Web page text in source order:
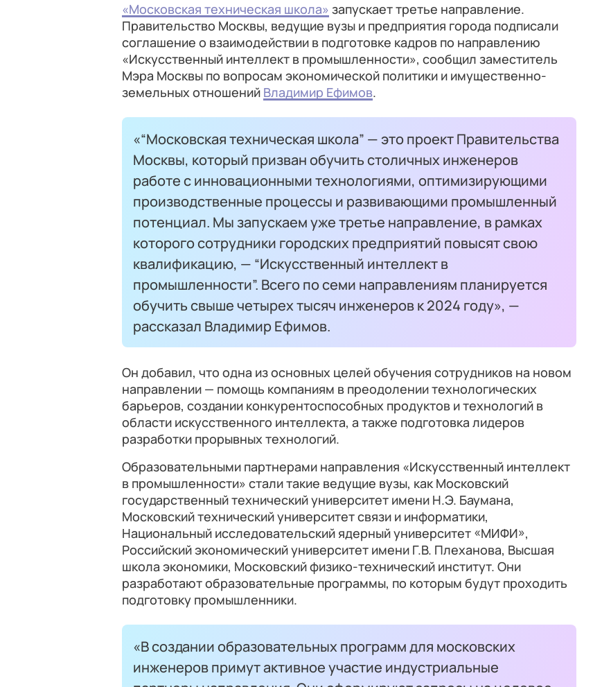
«Московская техническая школа» запускает третье направление.
Правительство Москвы, ведущие вузы и предприятия города подписали
соглашение о взаимодействии в подготовке кадров по направлению
«Искусственный интеллект в промышленности», сообщил заместитель
Мэра Москвы по вопросам экономической политики и имущественно-
земельных отношений Владимир Ефимов.
«“Московская техническая школа” — это проект Правительства
Москвы, который призван обучить столичных инженеров
работе с инновационными технологиями, оптимизирующими
производственные процессы и развивающими промышленный
потенциал. Мы запускаем уже третье направление, в рамках
которого сотрудники городских предприятий повысят свою
квалификацию, — “Искусственный интеллект в
промышленности”. Всего по семи направлениям планируется
обучить свыше четырех тысяч инженеров к 2024 году», —
рассказал Владимир Ефимов.
Он добавил, что одна из основных целей обучения сотрудников на новом
направлении — помощь компаниям в преодолении технологических
барьеров, создании конкурентоспособных продуктов и технологий в
области искусственного интеллекта, а также подготовка лидеров
разработки прорывных технологий.
Образовательными партнерами направления «Искусственный интеллект
в промышленности» стали такие ведущие вузы, как Московский
государственный технический университет имени Н.Э. Баумана,
Московский технический университет связи и информатики,
Национальный исследовательский ядерный университет «МИФИ»,
Российский экономический университет имени Г.В. Плеханова, Высшая
школа экономики, Московский физико-технический институт. Они
разработают образовательные программы, по которым будут проходить
подготовку промышленники.
«В создании образовательных программ для московских
инженеров примут активное участие индустриальные